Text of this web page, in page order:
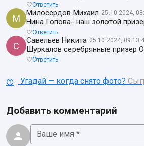
Ответить
М
Милосердов Михаил 25.10.2024,
Нина Гопова- наш золотой
Ответить
С
Савельев Никита 25.10.2024,
Шуркалов серебрянные призер
Ответить
Угадай — когда снято фото?
Добавить комментарий
Ваше имя *